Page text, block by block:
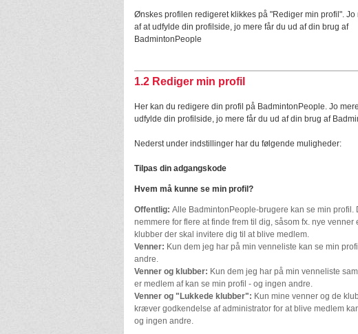
Ønskes profilen redigeret klikkes på "Rediger min profil". Jo
af at udfylde din profilside, jo mere får du ud af din brug af
BadmintonPeople
1.2 Rediger min profil
Her kan du redigere din profil på BadmintonPeople. Jo
udfylde din profilside, jo mere får du ud af din brug af
Nederst under indstillinger har du følgende muligheder:
Tilpas din adgangskode
Hvem må kunne se min profil?
Offentlig: Alle BadmintonPeople-brugere kan se min profil.
nemmere for flere at finde frem til dig, såsom fx. nye venner
klubber der skal invitere dig til at blive medlem.
Venner: Kun dem jeg har på min venneliste kan se min
andre.
Venner og klubber: Kun dem jeg har på min venneliste
er medlem af kan se min profil - og ingen andre.
Venner og "Lukkede klubber": Kun mine venner og de
kræver godkendelse af administrator for at blive medlem
og ingen andre.